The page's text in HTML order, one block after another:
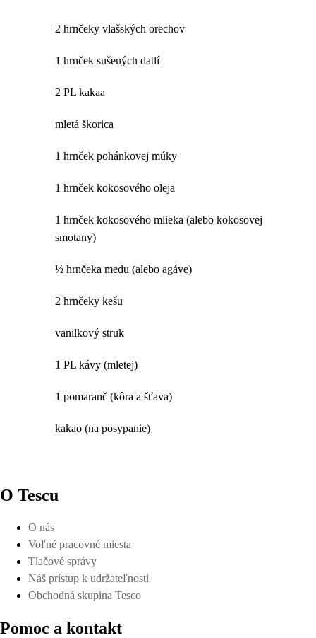
2 hrnčeky vlašských orechov
1 hrnček sušených datlí
2 PL kakaa
mletá škorica
1 hrnček pohánkovej múky
1 hrnček kokosového oleja
1 hrnček kokosového mlieka (alebo kokosovej
smotany)
½ hrnčeka medu (alebo agáve)
2 hrnčeky kešu
vanilkový struk
1 PL kávy (mletej)
1 pomaranč (kôra a šťava)
kakao (na posypanie)
O Tescu
O nás
Voľné pracovné miesta
Tlačové správy
Náš prístup k udržateľnosti
Obchodná skupina Tesco
Pomoc a kontakt